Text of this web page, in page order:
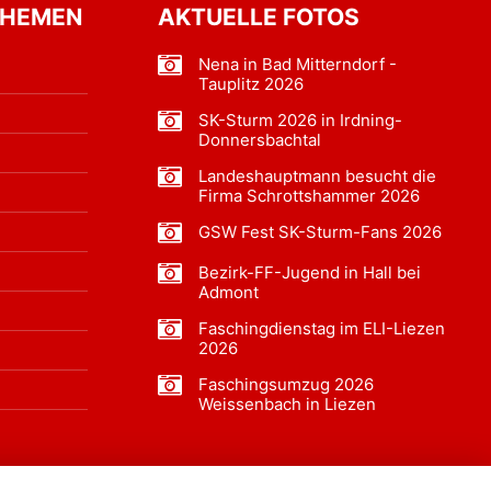
AKTUELLE FOTOS
Nena in Bad Mitterndorf -
Tauplitz 2026
SK-Sturm 2026 in Irdning-
Donnersbachtal
Landeshauptmann besucht die
Firma Schrottshammer 2026
GSW Fest SK-Sturm-Fans 2026
Bezirk-FF-Jugend in Hall bei
Admont
Faschingdienstag im ELI-Liezen
2026
Faschingsumzug 2026
Weissenbach in Liezen